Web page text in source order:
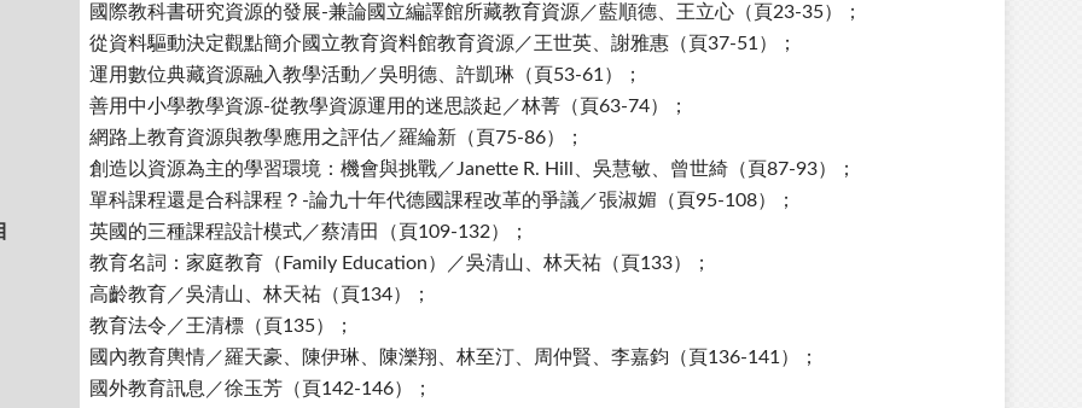
國際教科書研究資源的發展-兼論國立編譯館所藏教育資源／藍順德、王立心（頁23-35）；
從資料驅動決定觀點簡介國立教育資料館教育資源／王世英、謝雅惠（頁37-51）；
運用數位典藏資源融入教學活動／吳明德、許凱琳（頁53-61）；
善用中小學教學資源-從教學資源運用的迷思談起／林菁（頁63-74）；
網路上教育資源與教學應用之評估／羅綸新（頁75-86）；
創造以資源為主的學習環境：機會與挑戰／Janette R. Hill、吳慧敏、曾世綺（頁87-93）；
單科課程還是合科課程？-論九十年代德國課程改革的爭議／張淑媚（頁95-108）；
英國的三種課程設計模式／蔡清田（頁109-132）；
教育名詞：家庭教育（Family Education）／吳清山、林天祐（頁133）；
高齡教育／吳清山、林天祐（頁134）；
教育法令／王清標（頁135）；
國內教育輿情／羅天豪、陳伊琳、陳濼翔、林至汀、周仲賢、李嘉鈞（頁136-141）；
國外教育訊息／徐玉芳（頁142-146）；